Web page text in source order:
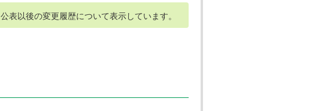
公表以後の変更履歴について表示しています。